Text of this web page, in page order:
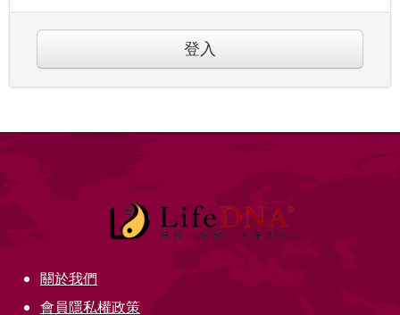
登入
關於我們
會員隱私權政策